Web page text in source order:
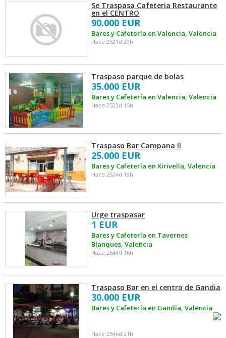
Se Traspasa Cafeteria Restaurante
en el CENTRO
90.000 EUR
Bares y Cafetería en Valencia, Valencia
Hace 2521d 20h
Traspaso parque de bolas
35.000 EUR
Bares y Cafetería en Valencia, Valencia
Hace 2523d 15h
Traspaso Bar Campana II
25.000 EUR
Bares y Cafetería en Xirivella, Valencia
Hace 2524d 18h
Urge traspasar
1 EUR
Bares y Cafetería en Tavernes
Blanques, Valencia
Hace 2543d 16h
Traspaso Bar en el centro de Gandia
30.000 EUR
Bares y Cafetería en Gandia, Valencia
Hace 2546d 21h